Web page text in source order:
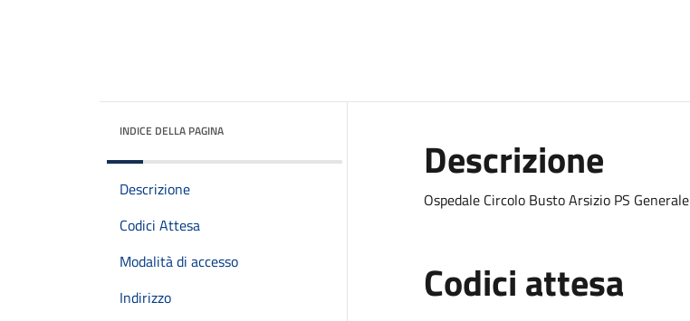
INDICE DELLA PAGINA
Descrizione
Codici Attesa
Modalità di accesso
Indirizzo
Descrizione
Ospedale Circolo Busto Arsizio PS Generale
Codici attesa